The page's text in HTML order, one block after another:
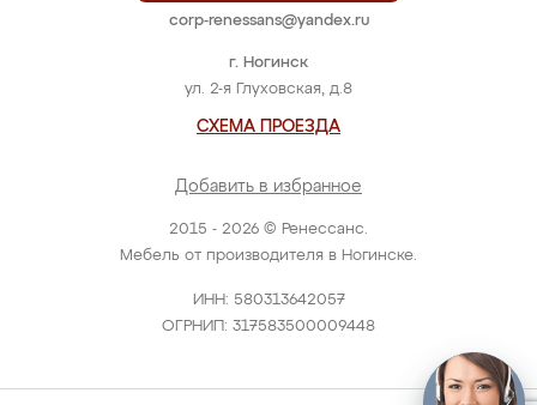
2015 - 2026 © Ренессанс.
Мебель от производителя в Ногинске.
ИНН: 580313642057
ОГРНИП: 317583500009448
г. Ногинск
ул. 2-я Глуховская, д.8
СХЕМА ПРОЕЗДА
Добавить в избранное
corp-renessans@yandex.ru